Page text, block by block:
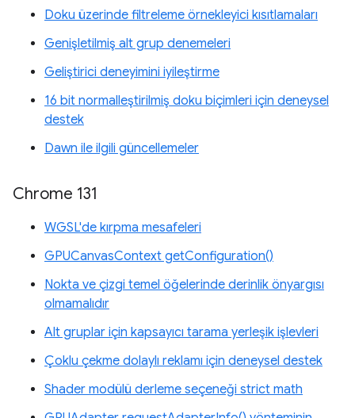
Doku üzerinde filtreleme örnekleyici kısıtlamaları
Genişletilmiş alt grup denemeleri
Geliştirici deneyimini iyileştirme
16 bit normalleştirilmiş doku biçimleri için deneysel
destek
Dawn ile ilgili güncellemeler
Chrome 131
WGSL'de kırpma mesafeleri
GPUCanvasContext getConfiguration()
Nokta ve çizgi temel öğelerinde derinlik önyargısı
olmamalıdır
Alt gruplar için kapsayıcı tarama yerleşik işlevleri
Çoklu çekme dolaylı reklamı için deneysel destek
Shader modülü derleme seçeneği strict math